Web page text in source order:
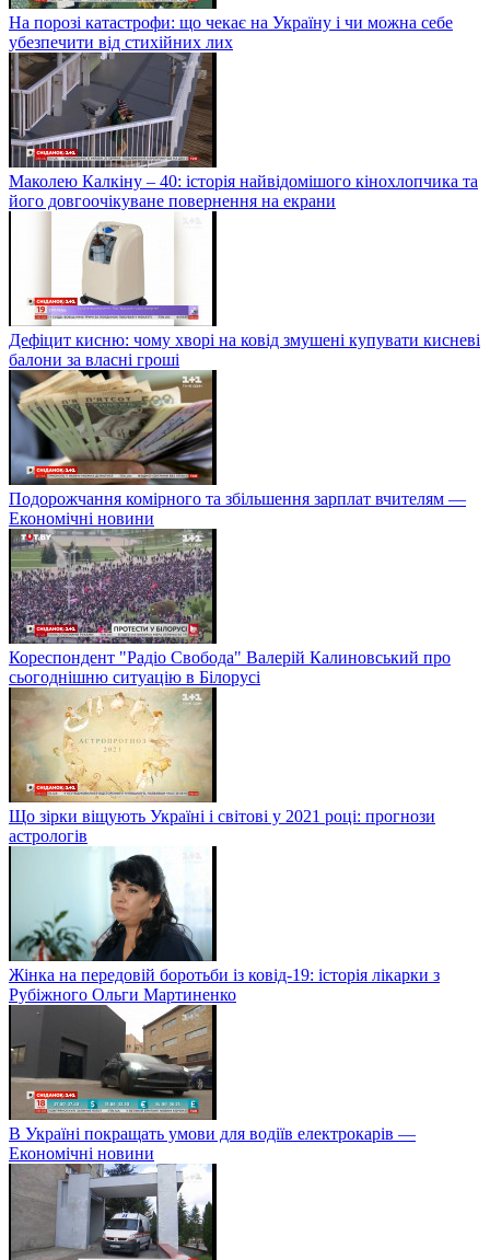
На порозі катастрофи: що чекає на Україну і чи можна себе
убезпечити від стихійних лих
Маколею Калкіну – 40: історія найвідомішого кінохлопчика та
його довгоочікуване повернення на екрани
Дефіцит кисню: чому хворі на ковід змушені купувати кисневі
балони за власні гроші
Подорожчання комірного та збільшення зарплат вчителям —
Економічні новини
Кореспондент "Радіо Свобода" Валерій Калиновський про
сьогоднішню ситуацію в Білорусі
Що зірки віщують Україні і світові у 2021 році: прогнози
астрологів
Жінка на передовій боротьби із ковід-19: історія лікарки з
Рубіжного Ольги Мартиненко
В Україні покращать умови для водіїв електрокарів —
Економічні новини